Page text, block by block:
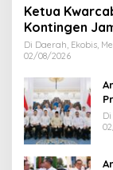
Ketua
Kontingen
Di Daerah, Ekobis,
02/08/2026